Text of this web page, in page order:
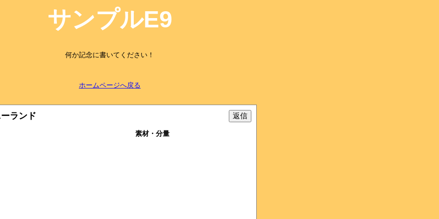
サンプルE9
何か記念に書いてください！
ホームページへ戻る
ランド
素材・分量